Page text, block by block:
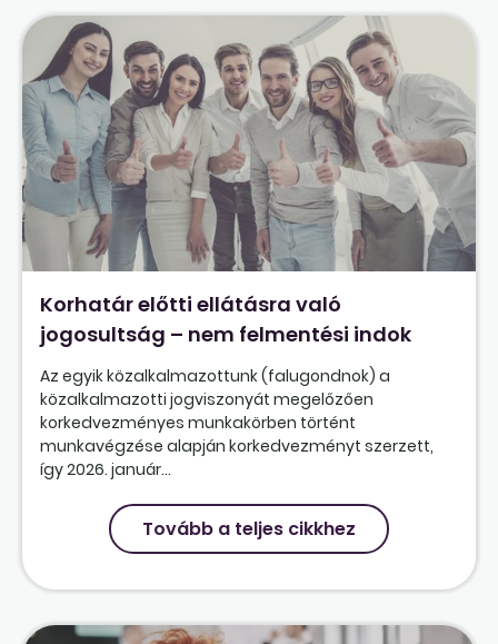
Korhatár előtti ellátásra való
jogosultság – nem felmentési indok
Az egyik közalkalmazottunk (falugondnok) a
közalkalmazotti jogviszonyát megelőzően
korkedvezményes munkakörben történt
munkavégzése alapján korkedvezményt szerzett,
így 2026. január...
Tovább a teljes cikkhez